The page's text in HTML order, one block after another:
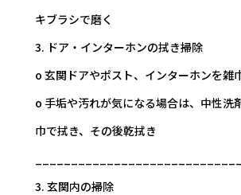
キブラシで磨く
3. ドア・インターホンの拭き掃除
o 玄関ドアやポスト、インターホンを雑
o 手垢や汚れが気になる場合は、中性洗
巾で拭き、その後乾拭き
3. 玄関内の掃除